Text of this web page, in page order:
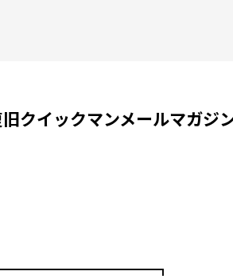
クイックマンメールマガジ